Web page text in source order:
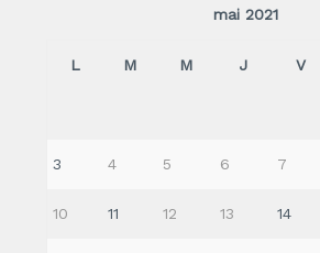
mai 2021
L M M J V
3 4 5 6 7
10 11 12 13 14